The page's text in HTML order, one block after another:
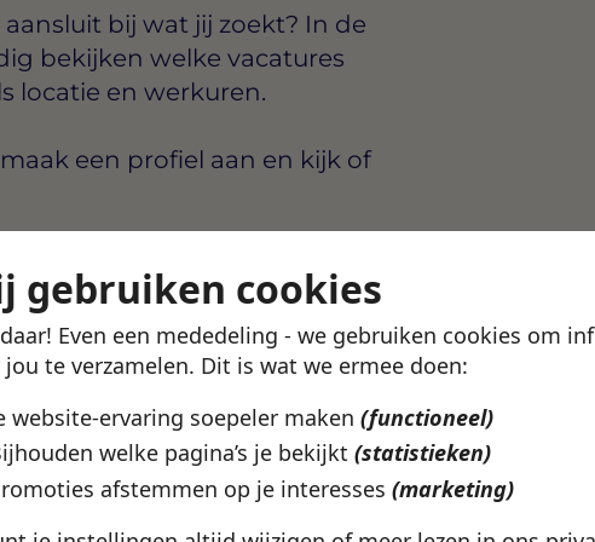
gebruiken cookies
Even een mededeling - we gebruiken cookies om
jou te verzamelen. Dit is wat we ermee doen:
website-ervaring soepeler maken (functioneel)
welke pagina’s je bekijkt (statistieken)
afstemmen op je interesses (marketing)
bij wat jij zoekt? In de
bekijken welke vacatures
locatie en werkuren.
een profiel aan en kijk of
details ontdek je in de
Haarlem? In de
werkgevers en